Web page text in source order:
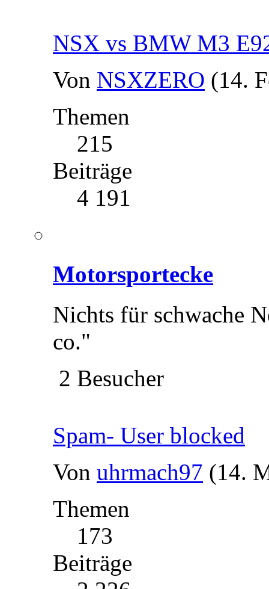
NSX vs BMW M3
Von NSXZERO (14.
Themen
215
Beiträge
4 191
Motorsportecke
Nichts für schwache
co."
2 Besucher
Spam- User blocked
Von uhrmach97 (14.
Themen
173
Beiträge